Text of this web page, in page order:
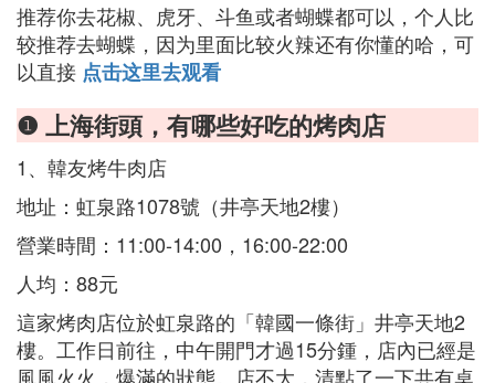
推荐你去花椒、虎牙、斗鱼或者蝴蝶都可以，个人比
较推荐去蝴蝶，因为里面比较火辣还有你懂的哈，可
以直接 点击这里去观看
❶ 上海街頭，有哪些好吃的烤肉店
1、韓友烤牛肉店
地址：虹泉路1078號（井亭天地2樓）
營業時間：11:00-14:00，16:00-22:00
人均：88元
這家烤肉店位於虹泉路的「韓國一條街」井亭天地2
樓。工作日前往，中午開門才過15分鍾，店內已經是
風風火火，爆滿的狀態。店不大，清點了一下共有桌